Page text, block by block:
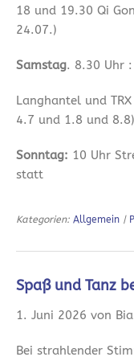
18 und 19.30 Qi
24.07.)
Samstag. 8.30 Uhr
Langhantel und
4.7 und 1.8 und 8.8)
Sonntag: 10 Uhr
statt
Kategorien: Allgemein |
Spaß und Tanz
1. Juni 2026 von
Bei strahlender